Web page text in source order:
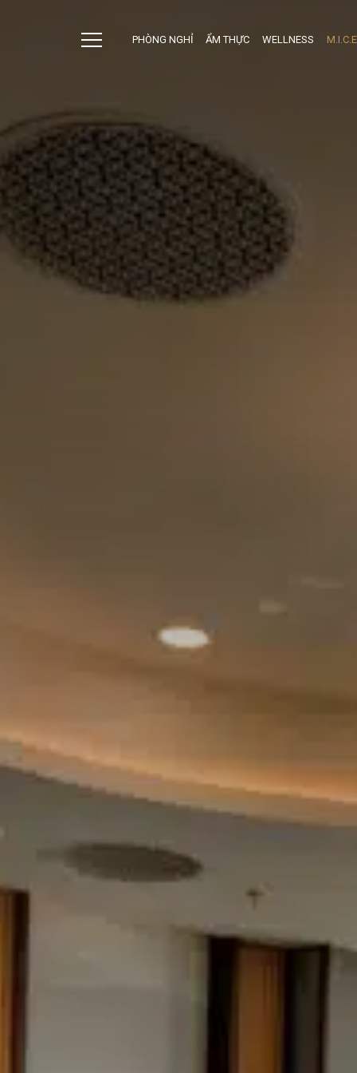
PHÒNG NGHỈ ẨM THỰC WELLNESS M.I.C.E